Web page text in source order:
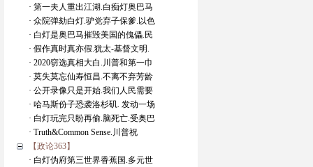
· 第一夫人重出江湖.白痴灯奥巴马
· 众院弹劾白灯.驴党弃子保爹.以色
· 白灯是奥巴马摧毁美国的傀儡.民
· 假作真时真亦假.犹太-基督文明.
· 2020窃选真相大白.川普和第一巾
· 莫失莫忘仙寿恒昌.不离不弃芳龄
· 公开录像只是开始.我们人民需要
· 哈马斯份子恐袭洛杉矶. 发动一场
· 白灯玩完只盼再偷.脑死亡.受奥巴
· Truth&Common Sense.川普祝
【政论363】
· 白灯伪府第三世界香蕉国.多元世